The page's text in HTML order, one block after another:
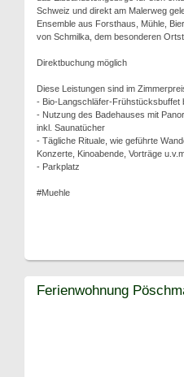
Schweiz und direkt am Malerweg
Ensemble aus Forsthaus, Mühle,
von Schmilka, dem besonderen
Direktbuchung möglich
Diese Leistungen sind im
- Bio-Langschläfer-Frühstücksbuffet
- Nutzung des Badehauses mit
inkl. Saunatücher
- Tägliche Rituale, wie geführte
Konzerte, Kinoabende, Vorträge
- Parkplatz
#Muehle
Ferienwohnung